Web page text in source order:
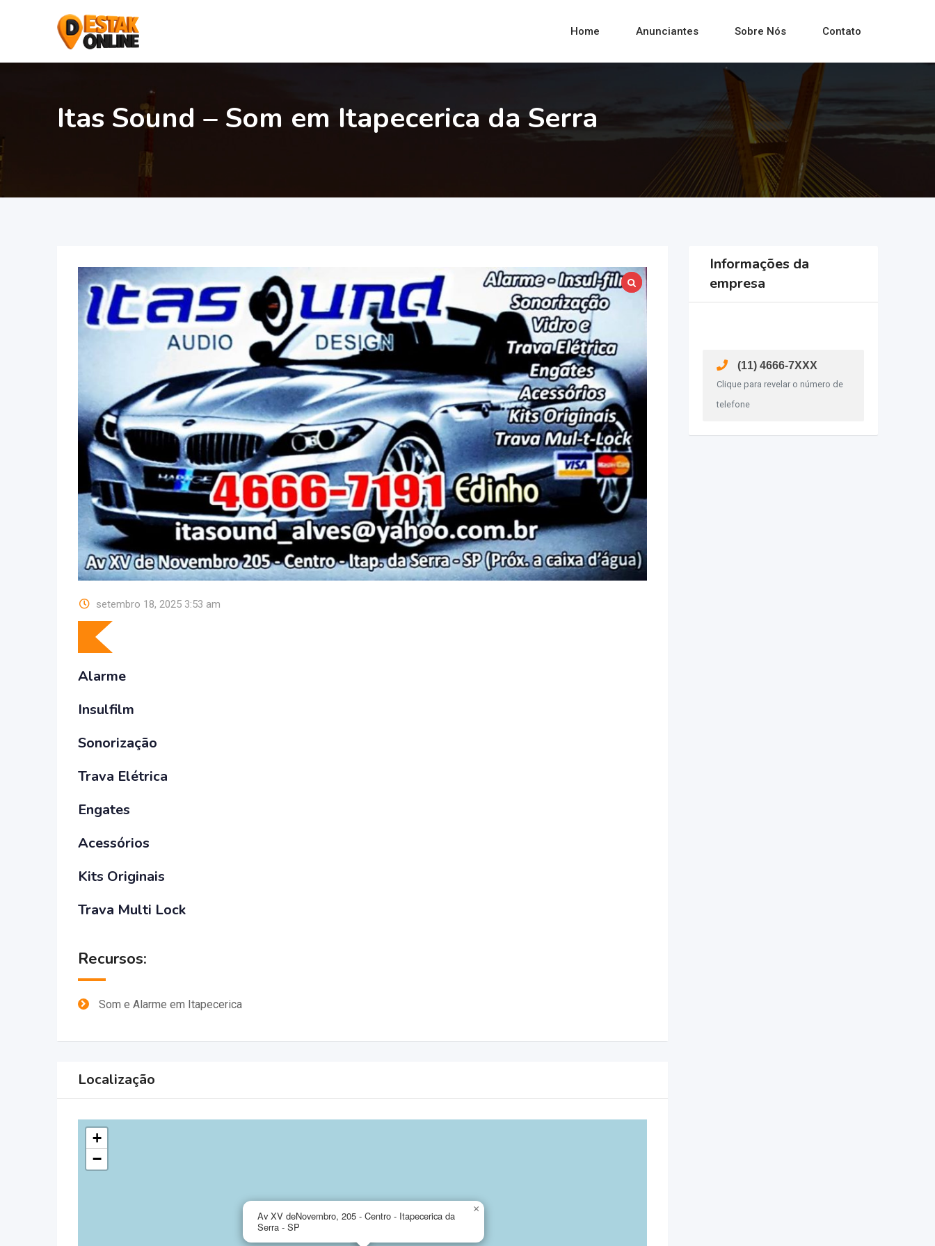
Home Anunciantes Sobre Nós Contato
Itas Sound – Som em Itapecerica da Serra
setembro 18, 2025 3:53 am
Alarme
Insulfilm
Sonorização
Trava Elétrica
Engates
Acessórios
Kits Originais
Trava Multi Lock
Recursos:
Som e Alarme em Itapecerica
Localização
Av XV deNovembro, 205 - Centro - Itapecerica da
Serra - SP
×
+
−
Informações da
empresa
(11) 4666-7XXX
Clique para revelar o número de
telefone